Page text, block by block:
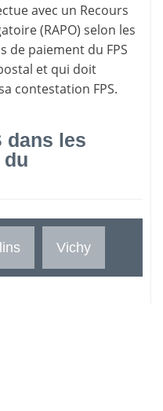
avec un Recours
(RAPO) selon les
de paiement du FPS
et qui doit
contestation FPS.
dans les
du
Vichy